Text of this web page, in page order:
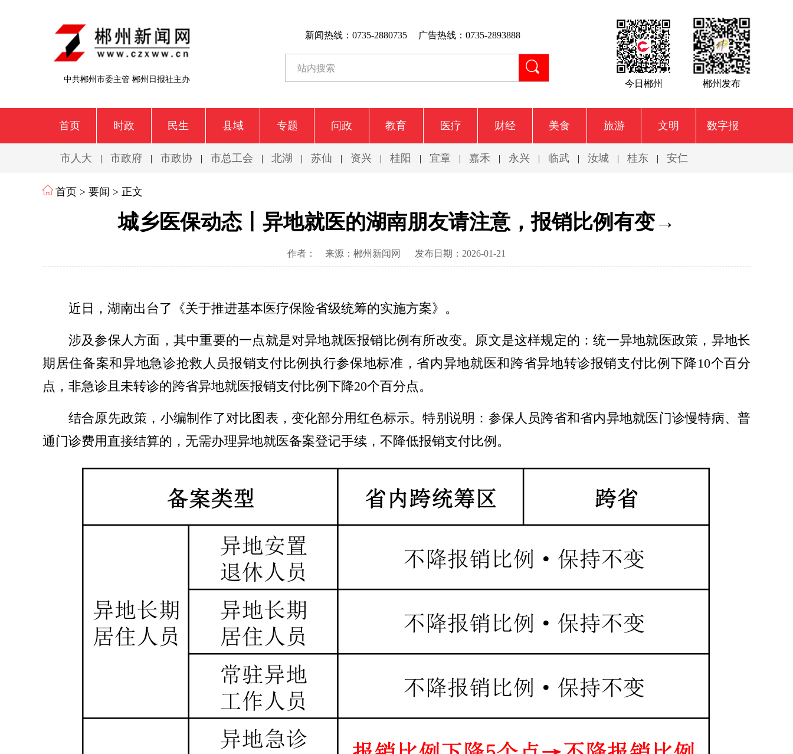
中共郴州市委主管 郴州日报社主办
新闻热线：0735-2880735 广告热线：0735-2893888
今日郴州 郴州发布
首页 时政 民生 县域 专题 问政 教育 医疗 财经 美食 旅游 文明 数字报
市人大 | 市政府 | 市政协 | 市总工会 | 北湖 | 苏仙 | 资兴 | 桂阳 | 宜章 | 嘉禾 | 永兴 | 临武 | 汝城 | 桂东 | 安仁
首页 > 要闻 > 正文
城乡医保动态丨异地就医的湖南朋友请注意，报销比例有变→
作者： 来源：郴州新闻网 发布日期：2026-01-21
近日，湖南出台了《关于推进基本医疗保险省级统筹的实施方案》。
涉及参保人方面，其中重要的一点就是对异地就医报销比例有所改变。原文是这样规定的：统一异地就医政策，异地长
期居住备案和异地急诊抢救人员报销支付比例执行参保地标准，省内异地就医和跨省异地转诊报销支付比例下降10个百分
点，非急诊且未转诊的跨省异地就医报销支付比例下降20个百分点。
结合原先政策，小编制作了对比图表，变化部分用红色标示。特别说明：参保人员跨省和省内异地就医门诊慢特病、普
通门诊费用直接结算的，无需办理异地就医备案登记手续，不降低报销支付比例。